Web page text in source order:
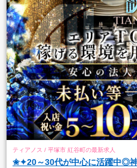
ティアノス / 平塚市 紅谷町の最新求人
✬✦20～30代が中心に活躍中◎